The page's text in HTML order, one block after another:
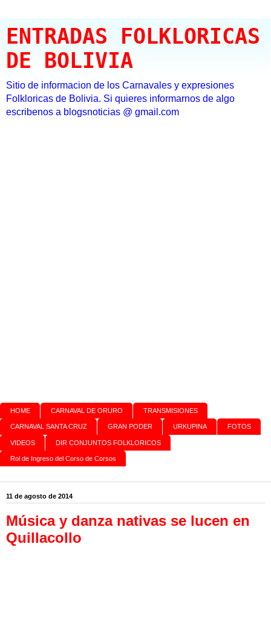
ENTRADAS FOLKLORICAS
DE BOLIVIA
Sitio de informacion de los Carnavales y expresiones
Folkloricas de Bolivia. Si quieres informarnos de algo
escribenos a blogsnoticias @ gmail.com
HOME CARNAVAL DE ORURO TRANSMISIONES
CARNAVAL SANTA CRUZ GRAN PODER URKUPINA FOTOS
VIDEOS DIR CONJUNTOS FOLKLORICOS
Rol de Ingreso del Corso de Corsos
11 de agosto de 2014
Música y danza nativas se lucen en
Quillacollo